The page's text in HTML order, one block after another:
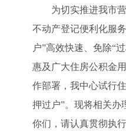
为切实推进我市营
不动产登记便利化服
户”高效快速、免除“
惠及广大住房公积金
作部署，我中心试行
押过户”。现将相关办
你们，请认真贯彻执行